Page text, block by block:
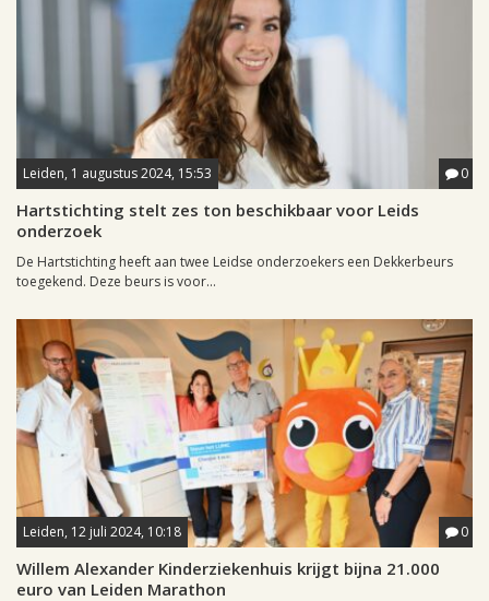
Leiden, 1 augustus 2024, 15:53 0
Hartstichting stelt zes ton beschikbaar voor Leids
onderzoek
De Hartstichting heeft aan twee Leidse onderzoekers een Dekkerbeurs
toegekend. Deze beurs is voor...
Leiden, 12 juli 2024, 10:18 0
Willem Alexander Kinderziekenhuis krijgt bijna 21.000
euro van Leiden Marathon